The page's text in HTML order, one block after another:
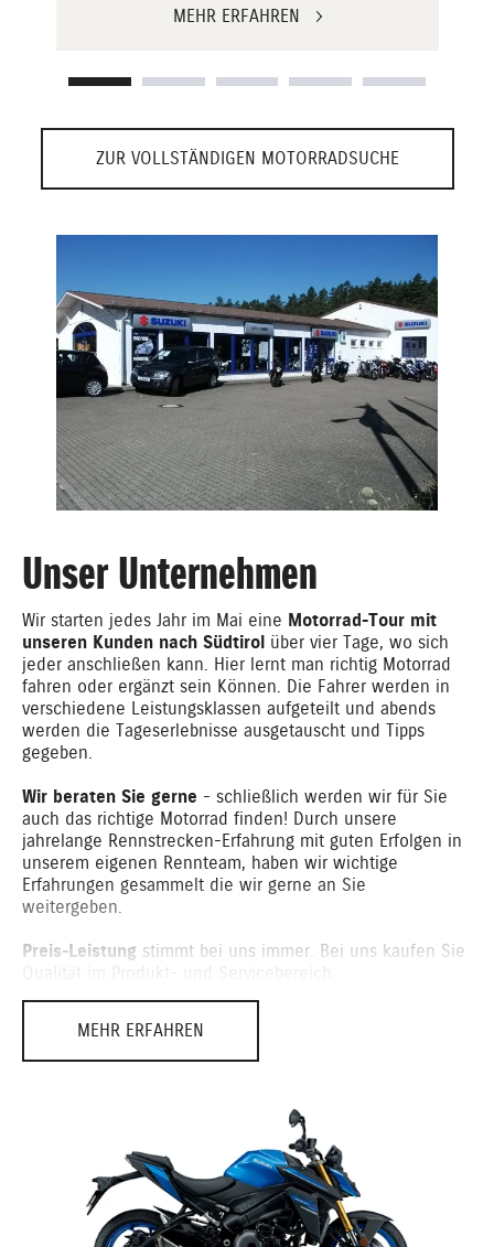
MEHR ERFAHREN
ZUR VOLLSTÄNDIGEN MOTORRADSUCHE
Unser Unternehmen
Wir starten jedes Jahr im Mai eine Motorrad-Tour mit
unseren Kunden nach Südtirol über vier Tage, wo sich
jeder anschließen kann. Hier lernt man richtig Motorrad
fahren oder ergänzt sein Können. Die Fahrer werden in
verschiedene Leistungsklassen aufgeteilt und abends
werden die Tageserlebnisse ausgetauscht und Tipps
gegeben.
Wir beraten Sie gerne - schließlich werden wir für Sie
auch das richtige Motorrad finden! Durch unsere
jahrelange Rennstrecken-Erfahrung mit guten Erfolgen in
unserem eigenen Rennteam, haben wir wichtige
Erfahrungen gesammelt die wir gerne an Sie
weitergeben.
Preis-Leistung stimmt bei uns immer. Bei uns kaufen Sie
Dieses Motto ist bei Ullmann groß geschrieben und wir
bieten unseren Kunden Top-Qualität im Kundenservice.
kompetente Beratung durch geschultes Fachpersonal
beim Kauf eines unserer Neu- oder Gebraucht- fahrzeuge
bzw. Ersatz oder Zubehör
MEHR ERFAHREN